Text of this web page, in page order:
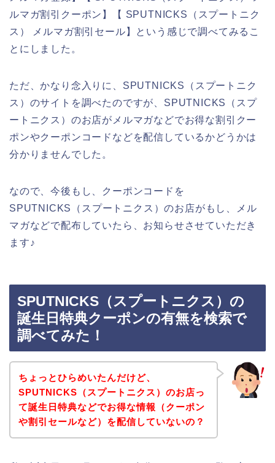
ルマガ割引クーポン】【 SPUTNICKS（スプートニク
ス） メルマガ割引セール】という感じで調べてみるこ
とにしました。
ただ、かなり念入りに、SPUTNICKS（スプートニク
ス）のサイトを調べたのですが、SPUTNICKS（スプ
ートニクス）のお店がメルマガなどでお得な割引クー
ポンやクーポンコードなどを配信しているかどうかは
分かりませんでした。
なので、今後もし、クーポンコードを
SPUTNICKS（スプートニクス）のお店がもし、メル
マガなどで配布していたら、お知らせさせていただき
ます♪
SPUTNICKS（スプートニクス）の
誕生日特典クーポンの有無を検索で
調べてみた！
ちょっとひらめいたんだけど、
SPUTNICKS（スプートニクス）のお店っ
て誕生日特典などでお得な情報（クーポン
や割引セールなど）を配信していないの？